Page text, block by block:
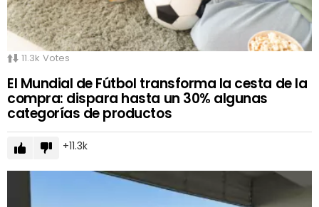
11.3k Votes
El Mundial de Fútbol transforma la cesta de la
compra: dispara hasta un 30% algunas
categorías de productos
11.3k